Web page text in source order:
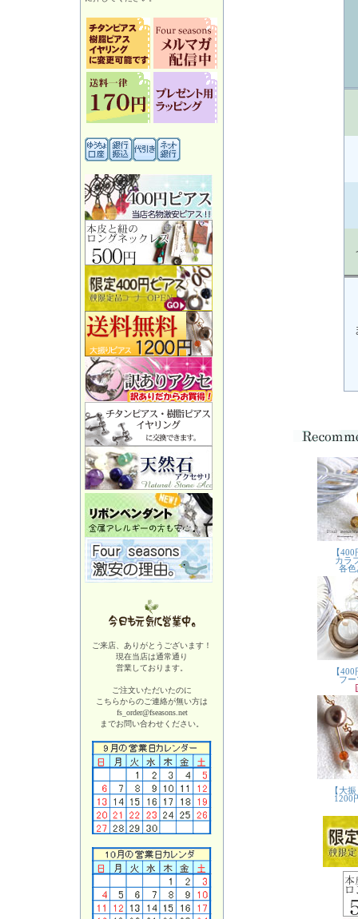
ご来店、ありがとうございます！
現在当店は通常通り
営業しております。
ご注文いただいたのに
こちらからのご連絡が無い方は
fs_order@fseasons.net
までお問い合わせください。